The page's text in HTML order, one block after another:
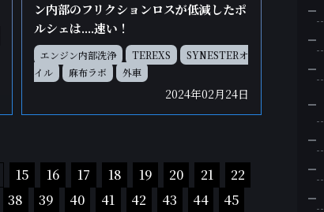
ン内部のフリクションロスが低減したポ
ルシェは....速い！
エンジン内部洗浄 TEREXS
SYNESTERオ
イル
麻布ラボ 外車
2024年02月24日
15 16 17 18 19 20 21
22
38 39 40 41 42 43 44
45